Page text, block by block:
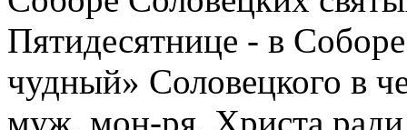
Пятидесятнице - в
чудный» Соловецкого в
муж. мон-ря, Христа